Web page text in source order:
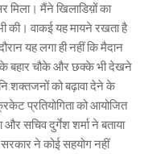
मैंने खिलाडिय़ों का
की। वाकई यह मायने रखता है
यह लगा ही नहीं कि मैदान
के बहार चौके और छक्के भी देखने
को बढ़ावा देने के
प्रतियोगिता को आयोजित
सचिव दुर्गेश शर्मा ने बताया
ने कोई सहयोग नहीं